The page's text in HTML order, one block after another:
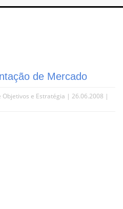
de Mercado
Objetivos e Estratégia | 26.06.2008 |